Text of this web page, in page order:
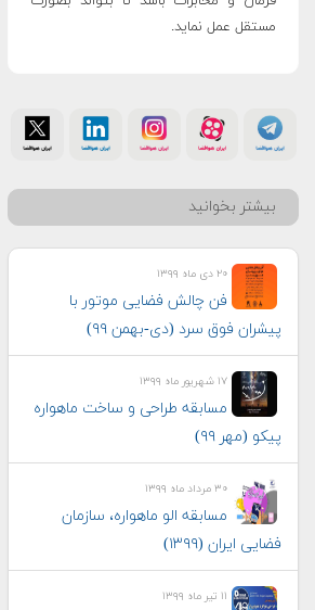
مستقل عمل نماید.
بیشتر بخوانید
۲۰ دی ماه ۱۳۹۹
فن چالش فضایی موتور با
پیشران فوق سرد (دی-بهمن ۹۹)
۱۷ شهریور ماه ۱۳۹۹
مسابقه طراحی و ساخت ماهواره
پیکو (مهر ۹۹)
۳۰ مرداد ماه ۱۳۹۹
مسابقه الو ماهواره، سازمان
فضایی ایران (۱۳۹۹)
۱۱ تیر ماه ۱۳۹۹